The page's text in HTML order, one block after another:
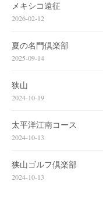
メキシコ遠征
2026-02-12
夏の名門倶楽部
2025-09-14
狭山
2024-10-19
太平洋江南コース
2024-10-13
狭山ゴルフ倶楽部
2024-10-13